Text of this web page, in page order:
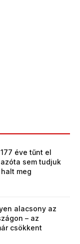
éve tűnt el
sem tudjuk
meg
alacsony az
– az
csökkent